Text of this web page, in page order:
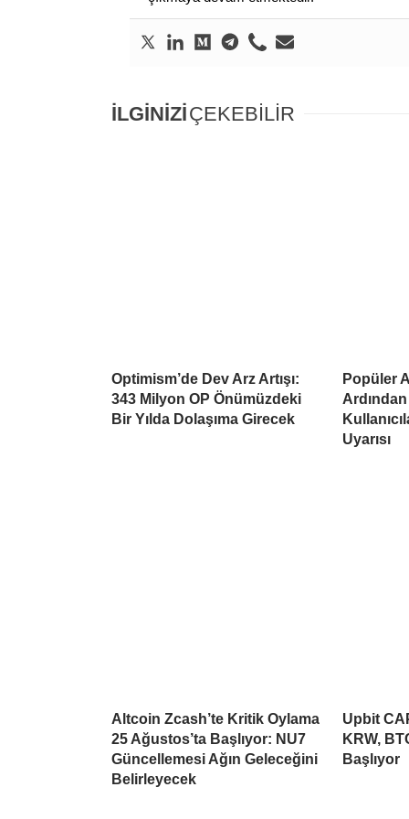
İLGİNİZİÇEKEBİLİR
Optimism’de Dev Arz Artışı:
343 Milyon OP Önümüzdeki
Bir Yılda Dolaşıma Girecek
Popüler
Uyarısı
Altcoin Zcash’te Kritik Oylama
25 Ağustos’ta Başlıyor: NU7
Güncellemesi Ağın Geleceğini
Belirleyecek
Upbit
KRW,
Başlıyor